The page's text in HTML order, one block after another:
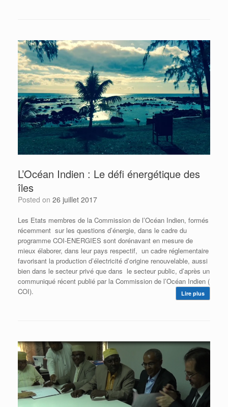
L’Océan Indien : Le défi énergétique des
îles
Posted on 26 juillet 2017
Les Etats membres de la Commission de l’Océan Indien, formés
récemment sur les questions d’énergie, dans le cadre du
programme COI-ENERGIES sont dorénavant en mesure de
mieux élaborer, dans leur pays respectif, un cadre réglementaire
favorisant la production d’électricité d’origine renouvelable, aussi
bien dans le secteur privé que dans le secteur public, d’après un
communiqué récent publié par la Commission de l’Océan Indien (
COI).
Lire plus